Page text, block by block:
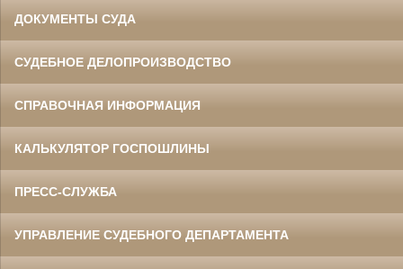
ДОКУМЕНТЫ СУДА
СУДЕБНОЕ ДЕЛОПРОИЗВОДСТВО
СПРАВОЧНАЯ ИНФОРМАЦИЯ
КАЛЬКУЛЯТОР ГОСПОШЛИНЫ
ПРЕСС-СЛУЖБА
УПРАВЛЕНИЕ СУДЕБНОГО ДЕПАРТАМЕНТА